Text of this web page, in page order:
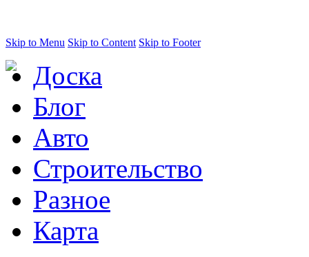
Skip to Menu Skip to Content Skip to Footer
Доска
Блог
Авто
Строительство
Разное
Карта